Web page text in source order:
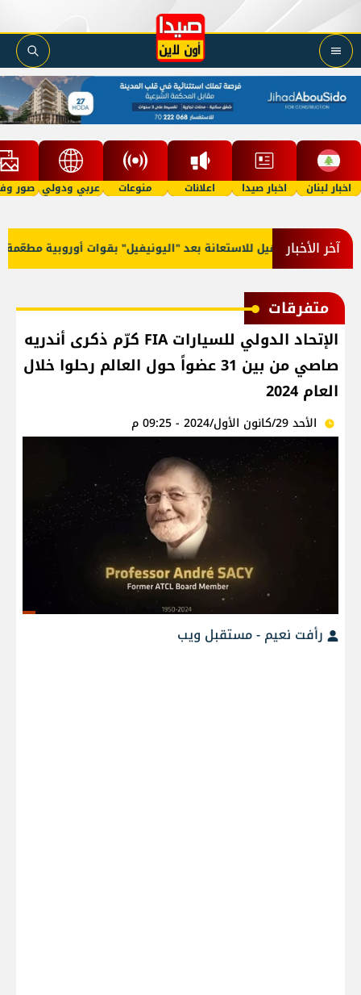
اخبار لبنان اخبار صيدا اعلانات منوعات عربي ودولي صور
آخر الأخبار
النار ومَيل للاستعانة بعد "اليونيفيل" بقوات أوروبية مطعّمة
متفرقات
الإتحاد الدولي للسيارات FIA كرّم ذكرى أندريه
صاصي من بين 31 عضواً حول العالم رحلوا خلال
العام 2024
الأحد 29/كانون الأول/2024 - 09:25 م
رأفت نعيم - مستقبل ويب